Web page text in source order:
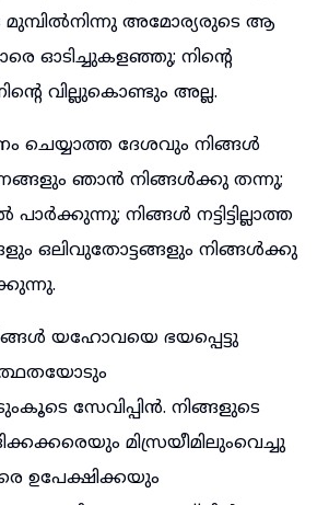
അമോര്യരുടെ ആ
ഓടിച്ചുകളഞ്ഞു; നിന്റെ
വില്ലുകൊണ്ടും അല്ല.
ചെയ്യാത്ത ദേശവും നിങ്ങൾ
ഞാൻ നിങ്ങൾക്കു തന്നു;
നിങ്ങൾ നട്ടിട്ടില്ലാത്ത
ഒലിവുതോട്ടങ്ങളും നിങ്ങൾക്കു
യഹോവയെ ഭയപ്പെട്ടു
സേവിപ്പിൻ. നിങ്ങളുടെ
മിസ്രയീമിലുംവെച്ചു
ഉപേക്ഷിക്കയും